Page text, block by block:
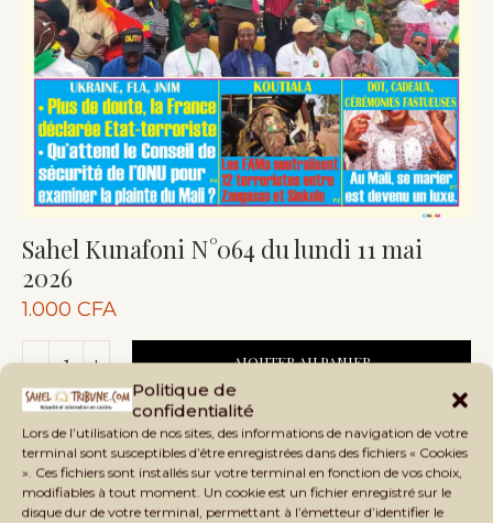
Politique de
confidentialité
Lors de l’utilisation de nos sites, des informations de navigation de votre
terminal sont susceptibles d’être enregistrées dans des fichiers « Cookies
». Ces fichiers sont installés sur votre terminal en fonction de vos choix,
modifiables à tout moment. Un cookie est un fichier enregistré sur le
disque dur de votre terminal, permettant à l’émetteur d’identifier le
Sahel Kunafoni N°064 du lundi 11 mai
2026
1.000 CFA
AJOUTER AU PANIER
Catégorie : Kiosque
Share